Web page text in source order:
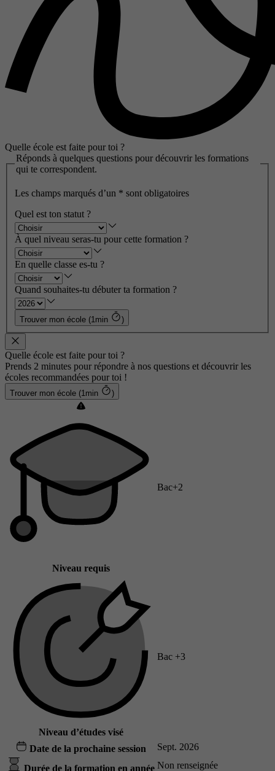
Quelle école est faite pour toi ?
Réponds à quelques questions pour découvrir les formations
qui te correspondent.
Les champs marqués d’un * sont obligatoires
Quel est ton statut ?
À quel niveau seras-tu pour cette formation ?
En quelle classe es-tu ?
Quand souhaites-tu débuter ta formation ?
Trouver mon école (1min )
Quelle école est faite pour toi ?
Prends 2 minutes pour répondre à nos questions et découvrir les
écoles recommandées pour toi !
Trouver mon école (1min )
Niveau requis
Bac+2
Niveau d’études visé
Bac +3
Date de la prochaine session Sept. 2026
Durée de la formation en année Non renseignée